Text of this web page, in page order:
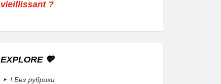
vieillissant ?
EXPLORE 💖
! Без рубрики